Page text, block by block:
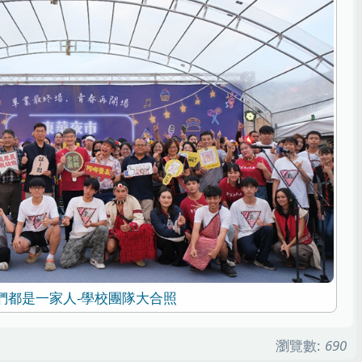
都是一家人-學校團隊大合照
瀏覽數: 690